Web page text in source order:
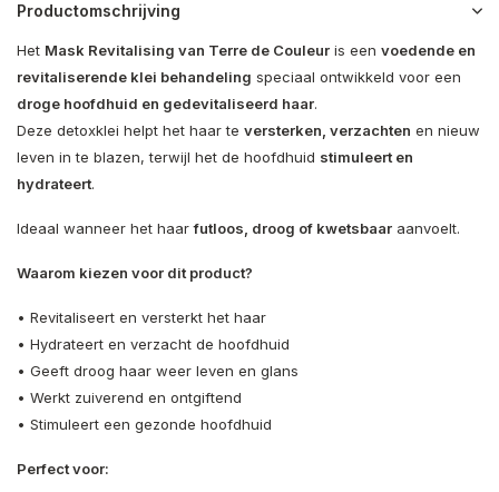
Productomschrijving
Het Mask Revitalising van Terre de Couleur is een voedende en
revitaliserende klei behandeling speciaal ontwikkeld voor een
droge hoofdhuid en gedevitaliseerd haar.
Deze detoxklei helpt het haar te versterken, verzachten en nieuw
leven in te blazen, terwijl het de hoofdhuid stimuleert en
hydrateert.
Ideaal wanneer het haarfutloos, droog of kwetsbaar aanvoelt.
Waarom kiezen voor dit product?
• Revitaliseert en versterkt het haar
• Hydrateert en verzacht de hoofdhuid
• Geeft droog haar weer leven en glans
• Werkt zuiverend en ontgiftend
• Stimuleert een gezonde hoofdhuid
Perfect voor: